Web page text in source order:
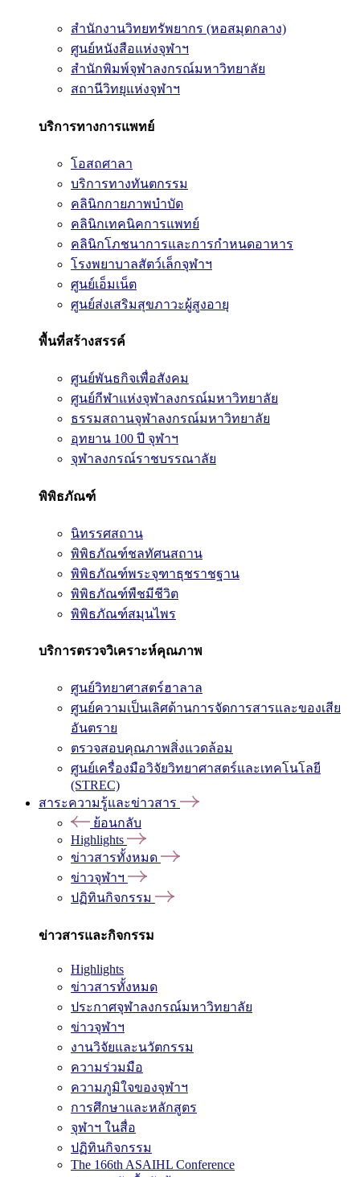
สำนักงานวิทยทรัพยากร (หอสมุดกลาง)
ศูนย์หนังสือแห่งจุฬาฯ
สำนักพิมพ์จุฬาลงกรณ์มหาวิทยาลัย
สถานีวิทยุแห่งจุฬาฯ
บริการทางการแพทย์
โอสถศาลา
บริการทางทันตกรรม
คลินิกกายภาพบำบัด
คลินิกเทคนิคการแพทย์
คลินิกโภชนาการและการกำหนดอาหาร
โรงพยาบาลสัตว์เล็กจุฬาฯ
ศูนย์เอ็มเน็ต
ศูนย์ส่งเสริมสุขภาวะผู้สูงอายุ
พื้นที่สร้างสรรค์
ศูนย์พันธกิจเพื่อสังคม
ศูนย์กีฬาแห่งจุฬาลงกรณ์มหาวิทยาลัย
ธรรมสถานจุฬาลงกรณ์มหาวิทยาลัย
อุทยาน 100 ปี จุฬาฯ
จุฬาลงกรณ์ราชบรรณาลัย
พิพิธภัณฑ์
นิทรรศสถาน
พิพิธภัณฑ์ชลทัศนสถาน
พิพิธภัณฑ์พระจุฑาธุชราชฐาน
พิพิธภัณฑ์พืชมีชีวิต
พิพิธภัณฑ์สมุนไพร
บริการตรวจวิเคราะห์คุณภาพ
ศูนย์วิทยาศาสตร์ฮาลาล
ศูนย์ความเป็นเลิศด้านการจัดการสารและของเสีย
อันตราย
ตรวจสอบคุณภาพสิ่งแวดล้อม
ศูนย์เครื่องมือวิจัยวิทยาศาสตร์และเทคโนโลยี
(STREC)
สาระความรู้และข่าวสาร
ย้อนกลับ
Highlights
ข่าวสารทั้งหมด
ข่าวจุฬาฯ
ปฏิทินกิจกรรม
ข่าวสารและกิจกรรม
Highlights
ข่าวสารทั้งหมด
ประกาศจุฬาลงกรณ์มหาวิทยาลัย
ข่าวจุฬาฯ
งานวิจัยและนวัตกรรม
ความร่วมมือ
ความภูมิใจของจุฬาฯ
การศึกษาและหลักสูตร
จุฬาฯ ในสื่อ
ปฏิทินกิจกรรม
The 166th ASAIHL Conference